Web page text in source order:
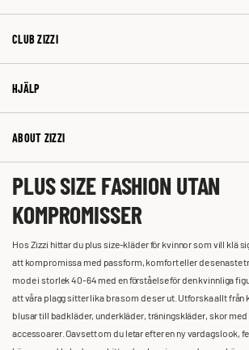
CLUB ZIZZI
HJÄLP
ABOUT ZIZZI
PLUS SIZE FASHION UTAN
KOMPROMISSER
Hos Zizzi hittar du plus size-kläder för kvinnor som vill klä
att kompromissa med passform, komfort eller de senaste
mode i storlek 40-64 med en förståelse för den kvinnliga
att våra plagg sitter lika bra som de ser ut. Utforska allt från
blusar till badkläder, underkläder, träningskläder, skor
accessoarer. Oavsett om du letar efter en ny vardagslook,